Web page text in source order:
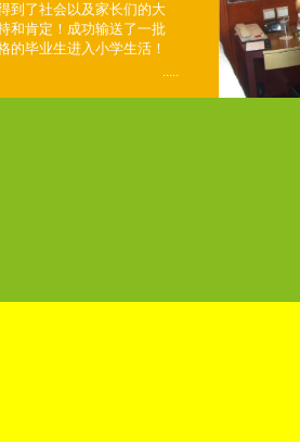
到了社会以及家长们的大
和肯定！成功输送了一批
的毕业生进入小学生活！
.....